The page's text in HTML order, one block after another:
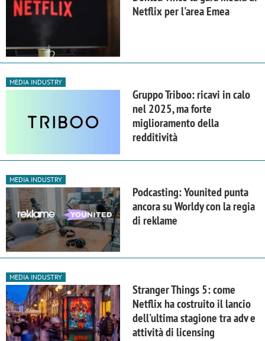
Netflix per l'area Emea
MEDIA INDUSTRY
Gruppo Triboo: ricavi in calo
nel 2025, ma forte
miglioramento della
redditività
MEDIA INDUSTRY
Podcasting: Younited punta
ancora su Worldy con la regia
di reklame
MEDIA INDUSTRY
Stranger Things 5: come
Netflix ha costruito il lancio
dell'ultima stagione tra adv e
attività di licensing